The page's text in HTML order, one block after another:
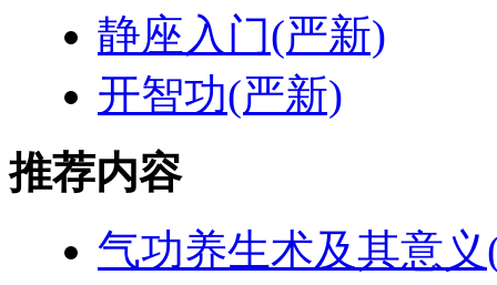
静座入门(严新)
开智功(严新)
推荐内容
气功养生术及其意